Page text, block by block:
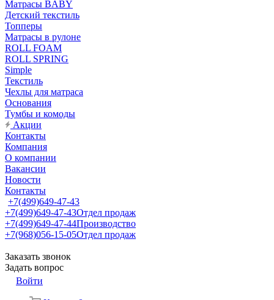
Матрасы BABY
Детский текстиль
Топперы
Матрасы в рулоне
ROLL FOAM
ROLL SPRING
Simple
Текстиль
Чехлы для матраса
Основания
Тумбы и комоды
Акции
Контакты
Компания
О компании
Вакансии
Новости
Контакты
+7(499)649-47-43
+7(499)649-47-43Отдел продаж
+7(499)649-47-44Производство
+7(968)056-15-05Отдел продаж
Заказать звонок
Задать вопрос
Войти